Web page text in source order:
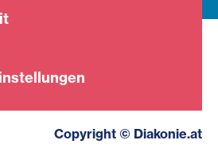
Copyright © Diakonie.at